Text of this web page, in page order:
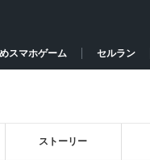
スマホゲーム セルラン
ストーリー